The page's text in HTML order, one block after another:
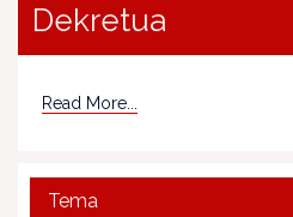
Dekretua
Read More...
Tema